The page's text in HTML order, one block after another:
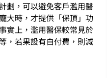
劃，可以避免客戶濫用醫
大時，才提供「保頂」功
實上，濫用醫保較常見於
，若果設有自付費，則減